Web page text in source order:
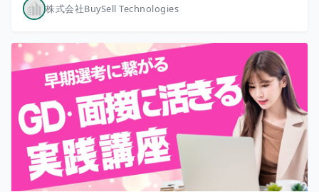
株式会社BuySell Technologies